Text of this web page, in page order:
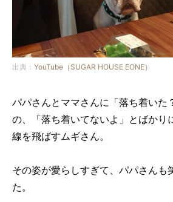
出典： YouTube（SUGAR HOUSE EONE）
パパさんとママさんに「落ち着いた
の、「落ち着いてないよ」とばかり
線を飛ばすムギさん。
その姿が愛らしすぎて、パパさんも
た。